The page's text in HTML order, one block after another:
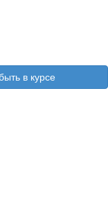
в курсе